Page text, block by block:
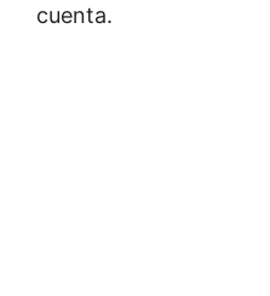
cuenta.